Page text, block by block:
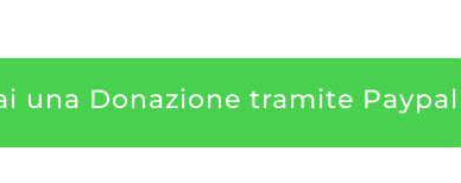
una Donazione tramite Paypal